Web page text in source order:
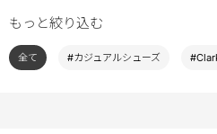
もっと絞り込む
全て #カジュアルシューズ